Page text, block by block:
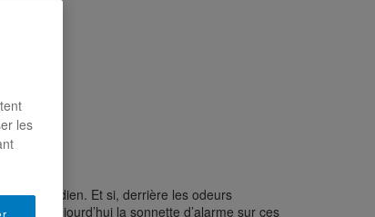
du quotidien. Et si, derrière les odeurs
aujourd’hui la sonnette d’alarme sur ces
les